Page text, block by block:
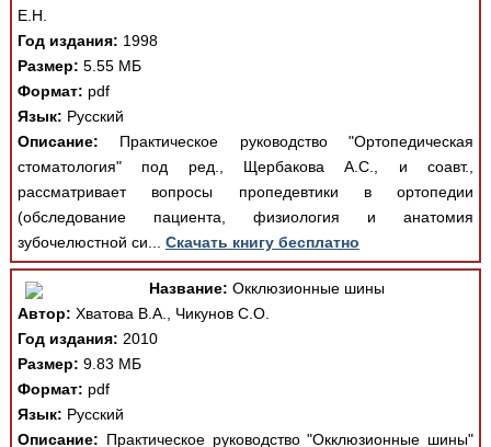
Е.Н.
Год издания: 1998
Размер: 5.55 МБ
Формат: pdf
Язык: Русский
Описание: Практическое руководство "Ортопедическая
стоматология" под ред., Щербакова А.С., и соавт.,
рассматривает вопросы пропедевтики в ортопедии
(обследование пациента, физиология и анатомия
зубочелюстной си... Скачать книгу бесплатно
Название: Окклюзионные шины
Автор: Хватова В.А., Чикунов С.О.
Год издания: 2010
Размер: 9.83 МБ
Формат: pdf
Язык: Русский
Описание: Практическое руководство "Окклюзионные шины"